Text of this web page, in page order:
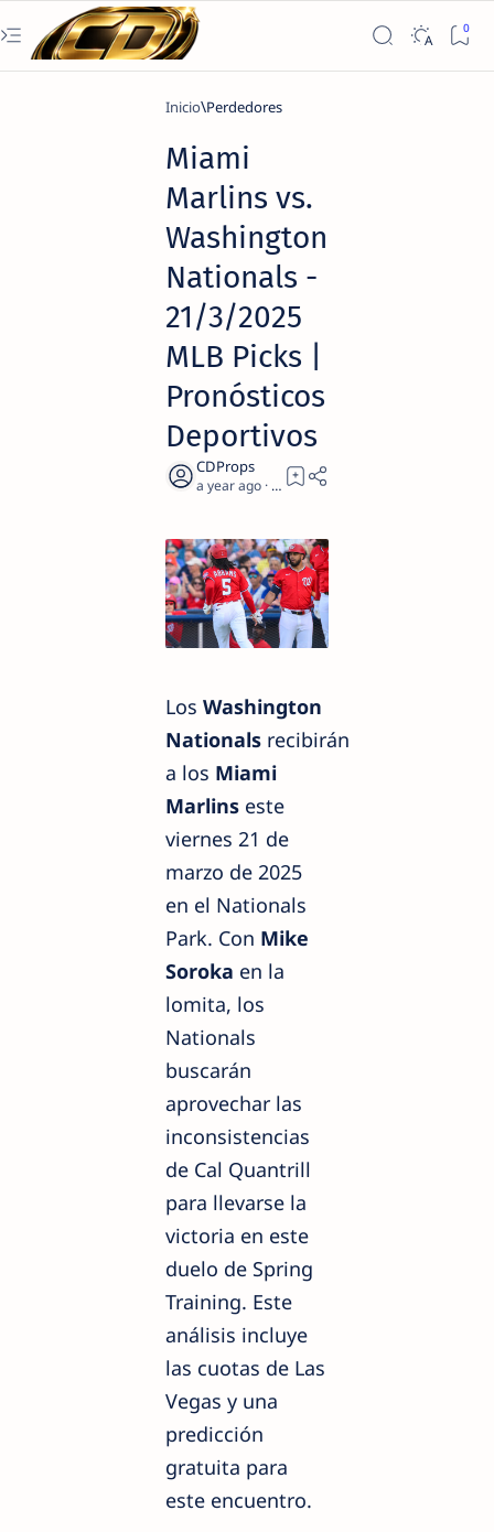
Inicio Perdedores
Miami
Marlins vs.
Washington
Nationals -
21/3/2025
MLB Picks |
Pronósticos
Deportivos
a year ago 2
Los Washington
Nationals recibirán
a los Miami
Marlins este
viernes 21 de
marzo de 2025
en el Nationals
Park. Con Mike
Soroka en la
lomita, los
Nationals
buscarán
aprovechar las
inconsistencias
de Cal Quantrill
para llevarse la
victoria en este
duelo de Spring
Training. Este
análisis incluye
las cuotas de Las
Vegas y una
predicción
gratuita para
este encuentro.